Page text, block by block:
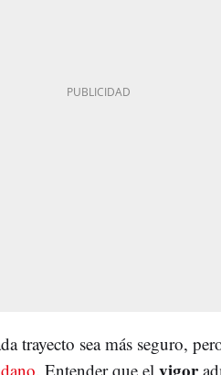
trayecto sea más seguro,
. Entender que el vigor